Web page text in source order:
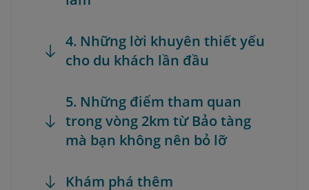
4. Những lời khuyên thiết yếu
cho du khách lần đầu
5. Những điểm tham quan
trong vòng 2km từ Bảo tàng
mà bạn không nên bỏ lỡ
Khám phá thêm